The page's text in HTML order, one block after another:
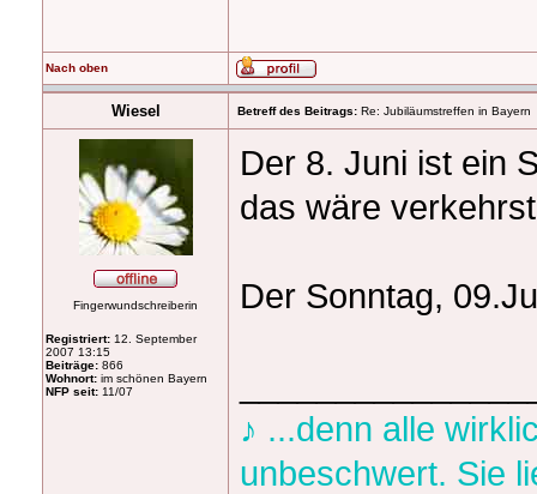
Nach oben
Wiesel Betreff des Beitrags: Re: Jubiläumstreffen in Bayern
Fingerwundschreiberin
Registriert: 12. September
2007 13:15
Beiträge: 866
Wohnort: im schönen Bayern
NFP seit: 11/07
Der 8. Juni ist ein
das wäre
Der Sonntag,
♪ ...denn alle
unbeschwert. Sie